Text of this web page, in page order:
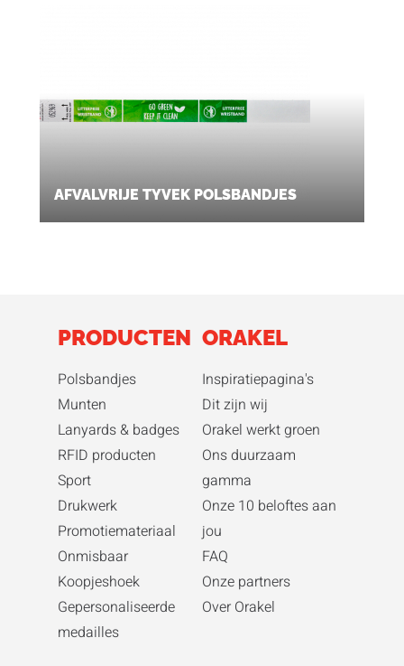
AFVALVRIJE TYVEK POLSBANDJES
PRODUCTEN
Polsbandjes
Munten
Lanyards & badges
RFID producten
Sport
Drukwerk
Promotiemateriaal
Onmisbaar
Koopjeshoek
Gepersonaliseerde
medailles
ORAKEL
Inspiratiepagina's
Dit zijn wij
Orakel werkt groen
Ons duurzaam
gamma
Onze 10 beloftes aan
jou
FAQ
Onze partners
Over Orakel